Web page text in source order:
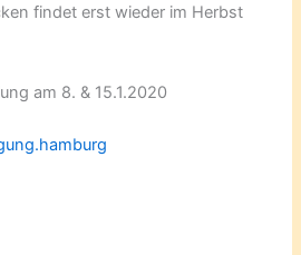
findet erst wieder im Herbst
am 8. & 15.1.2020